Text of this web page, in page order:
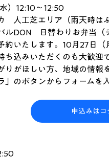
）12:10～12:50
人工芝エリア（雨天時は
ルDON　日替わりお弁当
いたします。10月27日（
込みいただくのも大歓迎で
りがほしい方、地域の情報
のボタンからフォームを
申込みはコ